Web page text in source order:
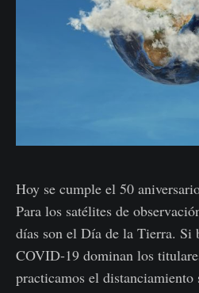
Hoy se cumple el 50
Para los satélites de
días son el Día de la Tierra. Si
COVID-19 dominan los
practicamos el distanciamiento